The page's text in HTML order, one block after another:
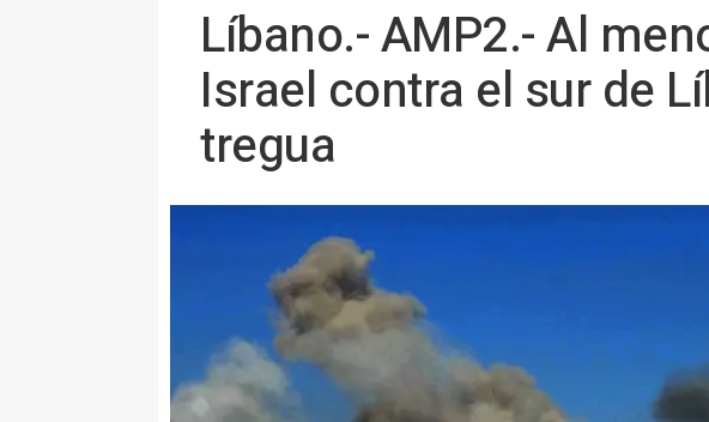
Líbano.- AMP2.- Al
Israel contra el sur de
tregua